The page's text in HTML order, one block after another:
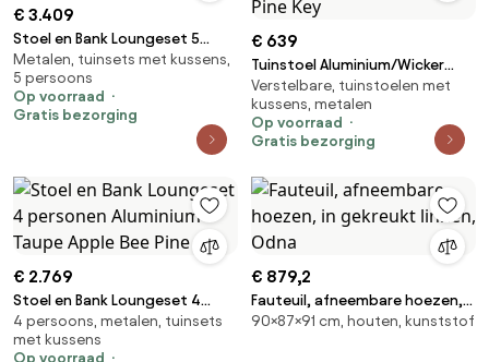
€ 3.409
Stoel en Bank Loungeset 5
personen Aluminium Taupe
Apple Bee Pine
Metalen, tuinsets met kussens,
5 persoons
Op voorraad
Gratis bezorging
€ 639
Tuinstoel Aluminium/Wicker
Taupe-naturel-bruin Apple Bee
Pine Key
Verstelbare, tuinstoelen met
kussens, metalen
Op voorraad
Gratis bezorging
€ 2.769
Stoel en Bank Loungeset 4
personen Aluminium Taupe
Apple Bee Pine
4 persoons, metalen, tuinsets
met kussens
Op voorraad
€ 879,2
Fauteuil, afneembare hoezen,
in gekreukt linnen, Odna
90×87×91 cm, houten, kunststof